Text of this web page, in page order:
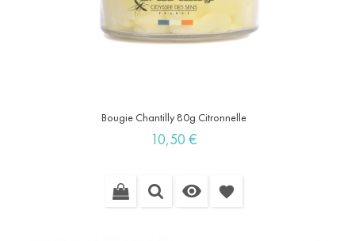
Bougie Chantilly 80g Citronnelle
Prix
10,50 €
 favorite